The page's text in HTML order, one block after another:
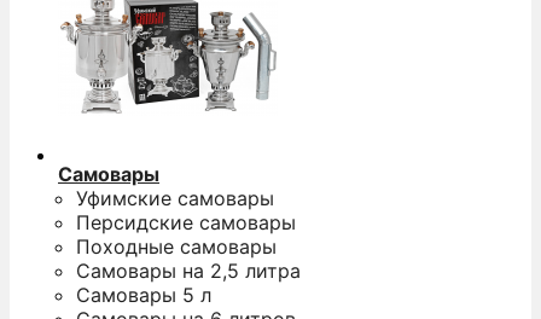
Самовары
Уфимские самовары
Персидские самовары
Походные самовары
Самовары на 2,5 литра
Самовары 5 л